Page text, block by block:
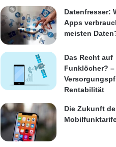
Datenfresser:
Apps
meisten
Das Recht auf
Funklöcher? –
Rentabilität
Die Zukunft